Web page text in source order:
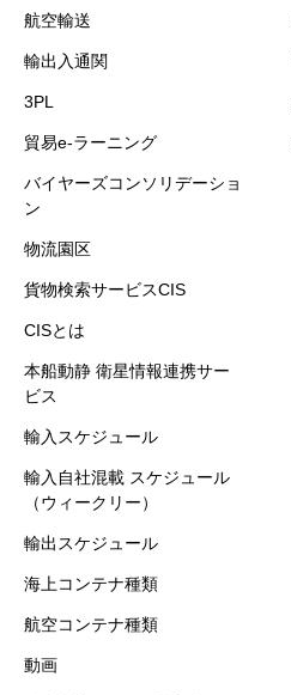
航空輸送
輸出入通関
3PL
貿易e-ラーニング
バイヤーズコンソリデーショ
ン
物流園区
貨物検索サービスCIS
CISとは
本船動静 衛星情報連携サー
ビス
輸入スケジュール
輸入自社混載 スケジュール
（ウィークリー）
輸出スケジュール
海上コンテナ種類
航空コンテナ種類
動画